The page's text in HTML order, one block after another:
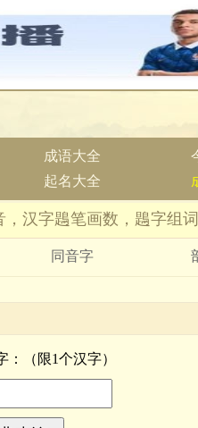
成语大全
起名大全
汉字鶗笔画数，鶗字组
同音字
（限1个汉字）